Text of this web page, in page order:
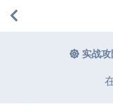
实战